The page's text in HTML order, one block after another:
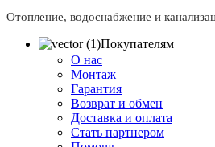
Отопление, водоснабжение и
Покупателям
О нас
Монтаж
Гарантия
Возврат и обмен
Доставка и оплата
Стать партнером